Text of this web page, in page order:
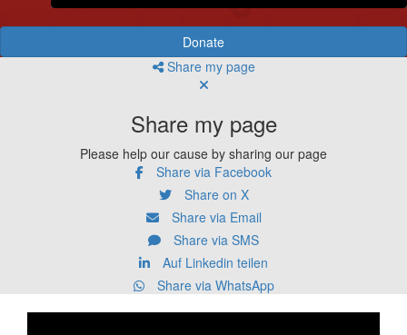
Donate
Share my page
Share my page
Please help our cause by sharing our page
Share via Facebook
Share on X
Share via Email
Share via SMS
Auf Linkedin teilen
Share via WhatsApp